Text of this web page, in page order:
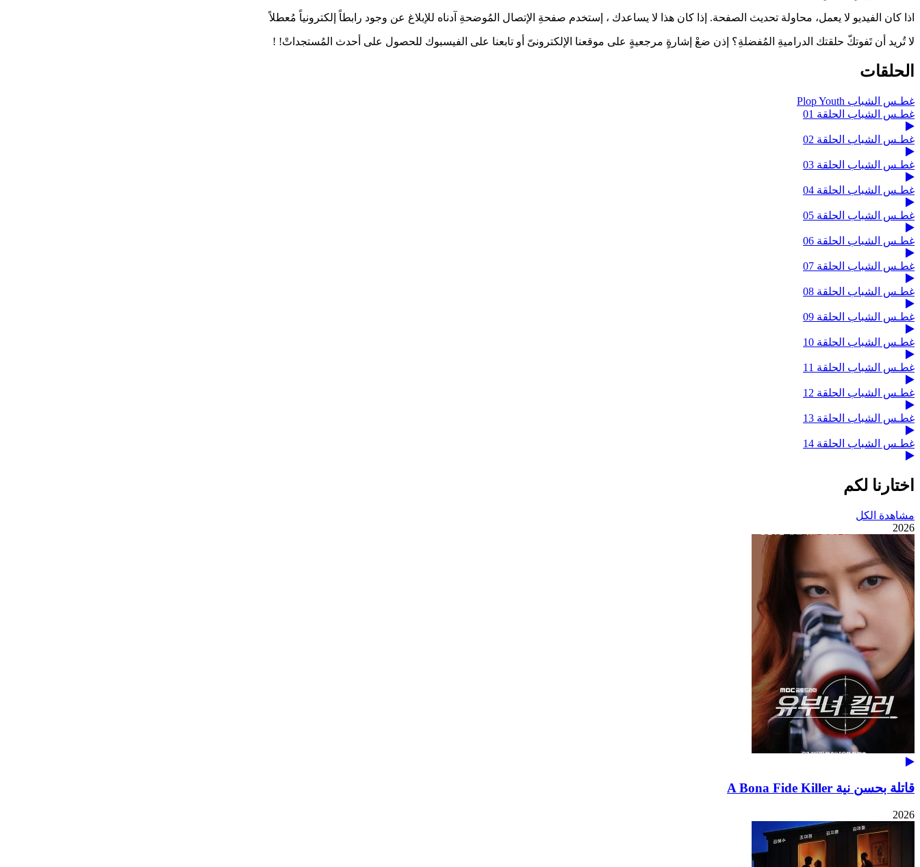
اذا كان الفيديو لا يعمل، محاولة تحديث الصفحة. إذا كان هذا لا يساعدك ، إستخدم صفحةِ الإتصال المُوضحةِ آدناه للإبلاغ عن وجود رابطاً إلكترونياً مُعطلاً
لا تُريد أن تَفوتكّ حلقتك الدراميةِ المُفضلةِ؟ إذن ضعْ إشارةٍ مرجعيةٍ على موقعنا الإلكترونىّ أو تابعنا على الفيسبوك للحصول على أحدث المُستجداتْ! !
الحلقات
غطـس الشباب Plop Youth
غطـس الشباب الحلقة 01
غطـس الشباب الحلقة 02
غطـس الشباب الحلقة 03
غطـس الشباب الحلقة 04
غطـس الشباب الحلقة 05
غطـس الشباب الحلقة 06
غطـس الشباب الحلقة 07
غطـس الشباب الحلقة 08
غطـس الشباب الحلقة 09
غطـس الشباب الحلقة 10
غطـس الشباب الحلقة 11
غطـس الشباب الحلقة 12
غطـس الشباب الحلقة 13
غطـس الشباب الحلقة 14
اختارنا لكم
مشاهدة الكل
2026
قاتلة بحسن نية A Bona Fide Killer
2026